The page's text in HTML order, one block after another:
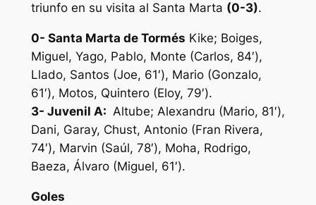
triunfo en su visita al Santa Marta (0-3).
0- Santa Marta de Tormés Kike; Boiges,
Miguel, Yago, Pablo, Monte (Carlos, 84′),
Llado, Santos (Joe, 61′), Mario (Gonzalo,
61′), Motos, Quintero (Eloy, 79′).
3- Juvenil A: Altube; Alexandru (Mario, 81′),
Dani, Garay, Chust, Antonio (Fran Rivera,
74′), Marvin (Saúl, 78′), Moha, Rodrigo,
Baeza, Álvaro (Miguel, 61′).
Goles